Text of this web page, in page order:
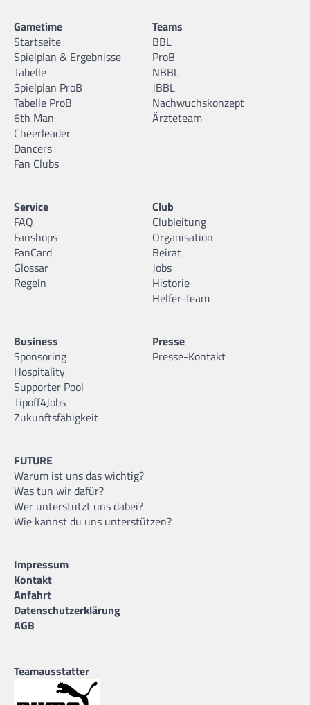
Gametime
Startseite
Spielplan & Ergebnisse
Tabelle
Spielplan ProB
Tabelle ProB
6th Man
Cheerleader
Dancers
Fan Clubs
Teams
BBL
ProB
NBBL
JBBL
Nachwuchskonzept
Ärzteteam
Service
FAQ
Fanshops
FanCard
Glossar
Regeln
Club
Clubleitung
Organisation
Beirat
Jobs
Historie
Helfer-Team
Business
Sponsoring
Hospitality
Supporter Pool
Tipoff4Jobs
Zukunftsfähigkeit
Presse
Presse-Kontakt
FUTURE
Warum ist uns das wichtig?
Was tun wir dafür?
Wer unterstützt uns dabei?
Wie kannst du uns unterstützen?
Impressum
Kontakt
Anfahrt
Datenschutzerklärung
AGB
Teamausstatter